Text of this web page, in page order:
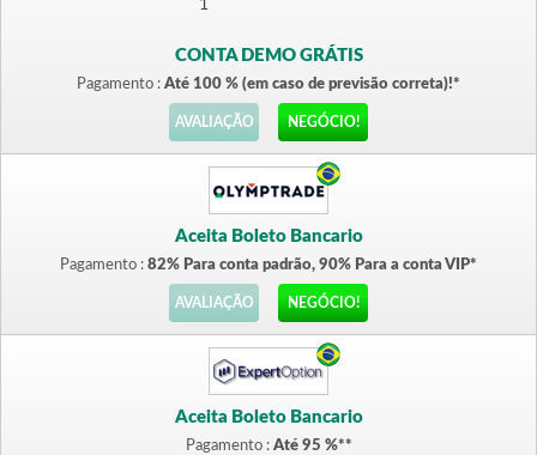
CONTA DEMO GRÁTIS
Pagamento : Até 100 % (em caso de previsão correta)!*
AVALIAÇÃO NEGÓCIO!
Aceita Boleto Bancario
Pagamento : 82% Para conta padrão, 90% Para a conta VIP*
AVALIAÇÃO NEGÓCIO!
Aceita Boleto Bancario
Pagamento : Até 95 %**